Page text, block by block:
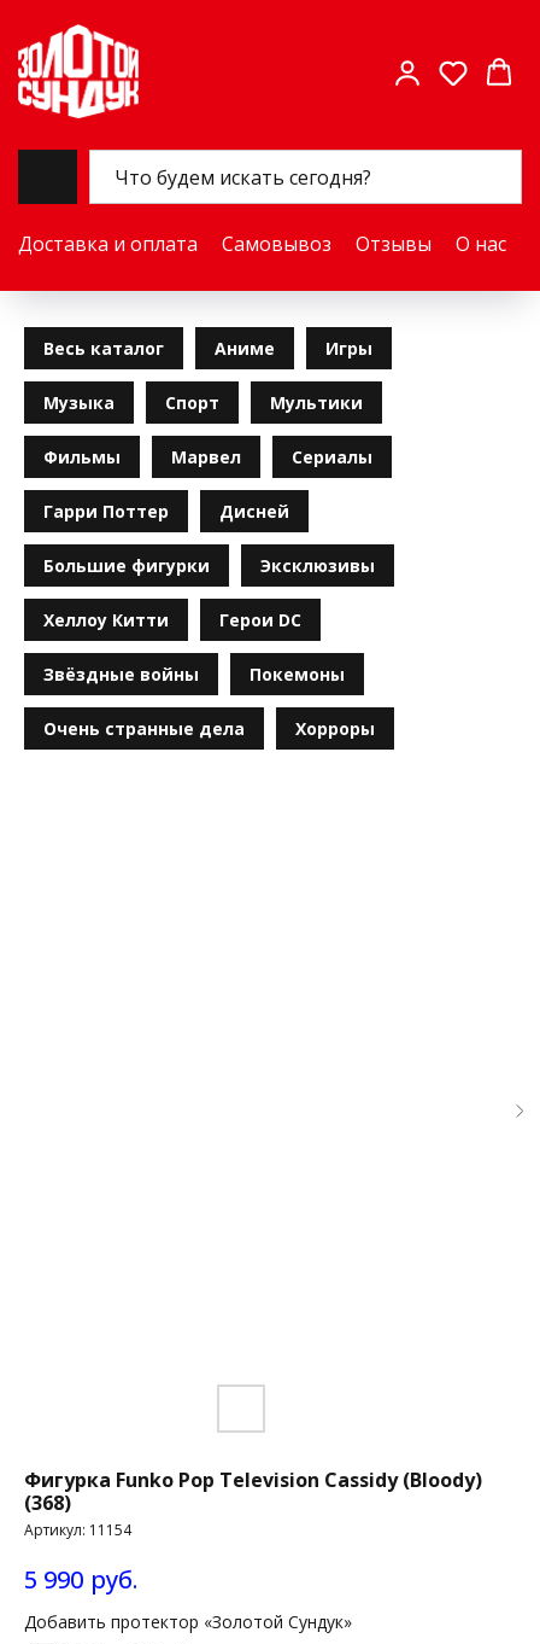
Доставка и оплата Самовывоз Отзывы О нас
Весь каталог Аниме Игры
Музыка Спорт Мультики
Фильмы Марвел Сериалы
Гарри Поттер Дисней
Большие фигурки Эксклюзивы
Хеллоу Китти Герои DC
Звёздные войны Покемоны
Очень странные дела Хорроры
Фигурка Funko Pop Television Cassidy (Bloody)
(368)
Артикул: 11154
5 990 руб.
Добавить протектор «Золотой Сундук»